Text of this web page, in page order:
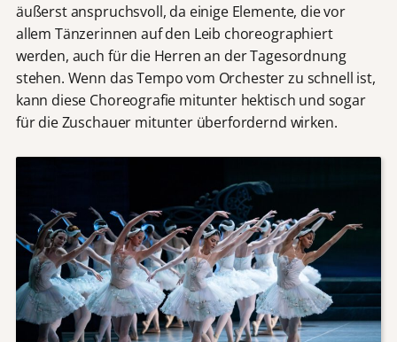
äußerst anspruchsvoll, da einige Elemente, die vor
allem Tänzerinnen auf den Leib choreographiert
werden, auch für die Herren an der Tagesordnung
stehen. Wenn das Tempo vom Orchester zu schnell ist,
kann diese Choreografie mitunter hektisch und sogar
für die Zuschauer mitunter überfordernd wirken.